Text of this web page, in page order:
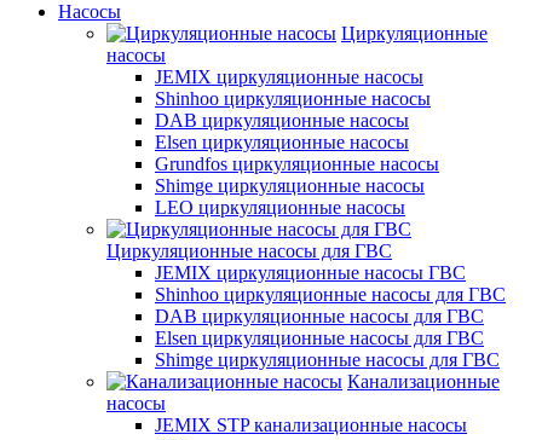
Насосы
Циркуляционные
насосы
JEMIX циркуляционные насосы
Shinhoo циркуляционные насосы
DAB циркуляционные насосы
Elsen циркуляционные насосы
Grundfos циркуляционные насосы
Shimge циркуляционные насосы
LEO циркуляционные насосы
Циркуляционные насосы для ГВС
JEMIX циркуляционные насосы ГВС
Shinhoo циркуляционные насосы для ГВС
DAB циркуляционные насосы для ГВС
Elsen циркуляционные насосы для ГВС
Shimge циркуляционные насосы для ГВС
Канализационные
насосы
JEMIX STP канализационные насосы